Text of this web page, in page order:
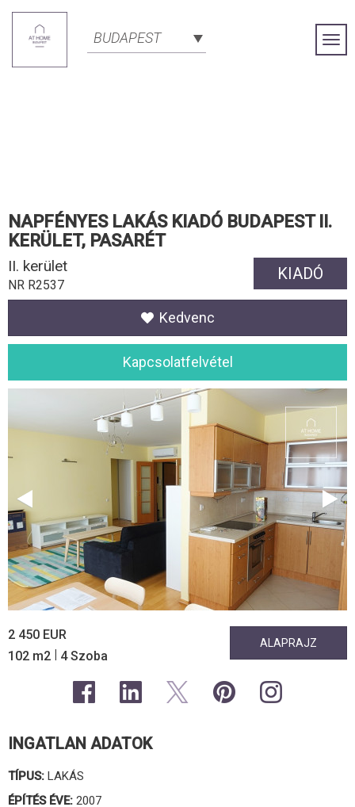
BUDAPEST
NAPFÉNYES LAKÁS KIADÓ BUDAPEST II.
KERÜLET, PASARÉT
KIADÓ
II. kerület
NR R2537
Kedvenc
Kapcsolatfelvétel
2 450 EUR
102 m2 | 4 Szoba
ALAPRAJZ
INGATLAN ADATOK
TÍPUS: LAKÁS
ÉPÍTÉS ÉVE: 2007